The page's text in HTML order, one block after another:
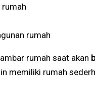
rumah
rumah saat akan
memiliki rumah